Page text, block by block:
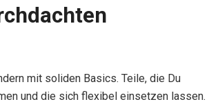
mit soliden Basics. Teile, die Du
und die sich flexibel einsetzen lassen.